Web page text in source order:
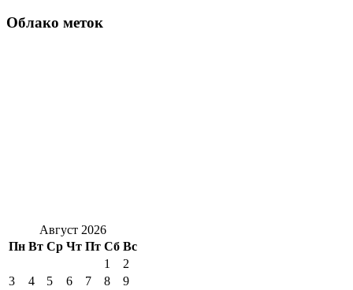
Облако меток
Август 2026
Пн Вт Ср Чт Пт Сб Вс
1
2
3
4 5 6 7 8 9